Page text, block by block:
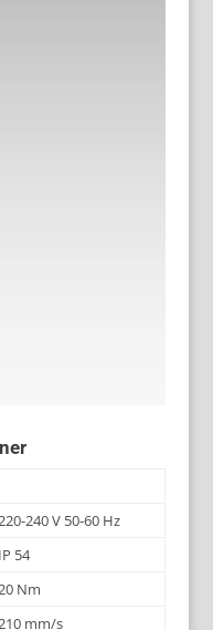
240 V 50-60 Hz
IP 54
Nm
mm/s